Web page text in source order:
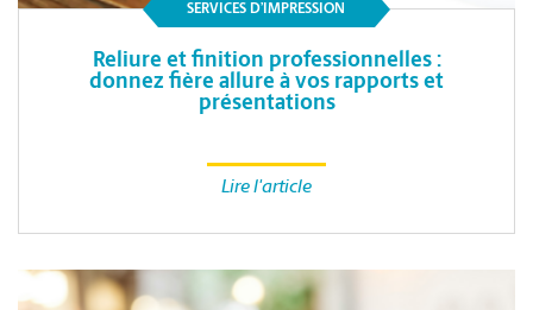
SERVICES D’IMPRESSION
Reliure et finition professionnelles :
donnez fière allure à vos rapports et
présentations
Lire l'article